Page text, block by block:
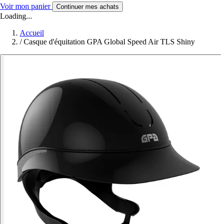
Voir mon panier Continuer mes achats
Loading...
Accueil
/ Casque d'équitation GPA Global Speed Air TLS Shiny